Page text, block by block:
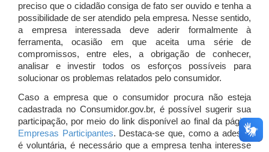
preciso que o cidadão consiga de fato ser ouvido e tenha a
possibilidade de ser atendido pela empresa. Nesse sentido,
a empresa interessada deve aderir formalmente à
ferramenta, ocasião em que aceita uma série de
compromissos, entre eles, a obrigação de conhecer,
analisar e investir todos os esforços possíveis para
solucionar os problemas relatados pelo consumidor.
Caso a empresa que o consumidor procura não esteja
cadastrada no Consumidor.gov.br, é possível sugerir sua
participação, por meio do link disponível ao final da página
Empresas Participantes. Destaca-se que, como a adesão
é voluntária, é necessário que a empresa tenha interesse